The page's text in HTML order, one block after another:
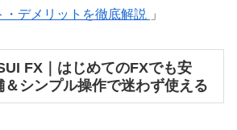
デメリットを徹底解説
」
FX｜はじめてのFXでも安
シンプル操作で迷わず使える